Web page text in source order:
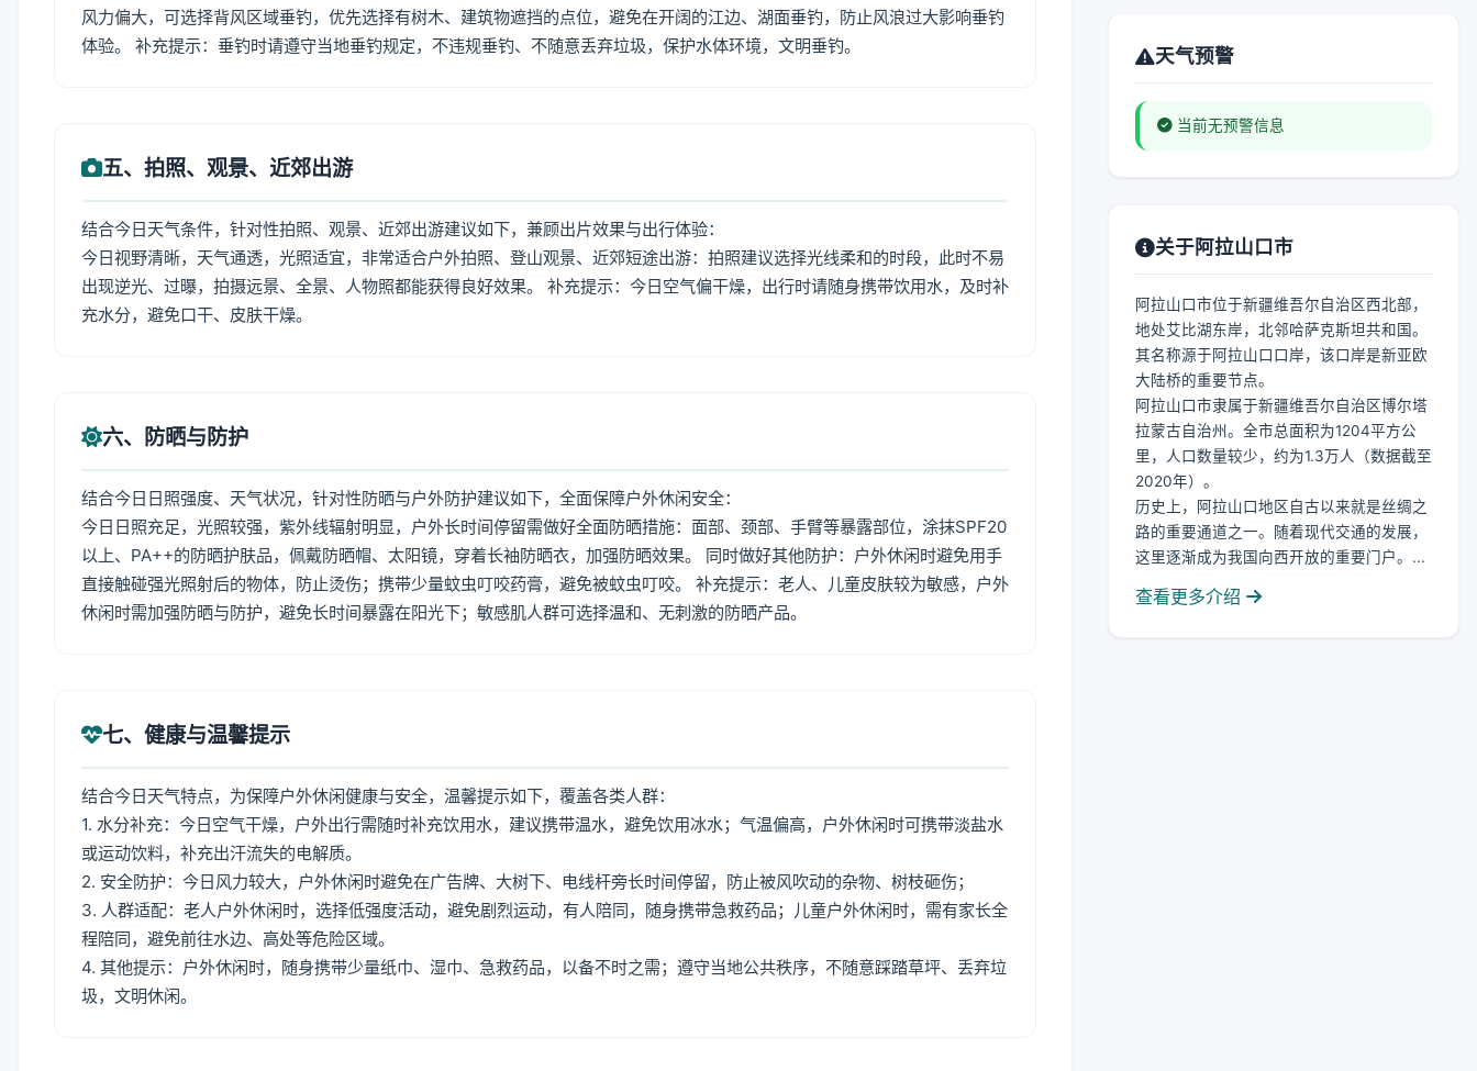
风力偏大，可选择背风区域垂钓，优先选择有树木、建筑物遮挡的点位，避免在开阔的江边、湖面垂钓，防止风浪过大影响垂钓
体验。 补充提示：垂钓时请遵守当地垂钓规定，不违规垂钓、不随意丢弃垃圾，保护水体环境，文明垂钓。
五、拍照、观景、近郊出游
结合今日天气条件，针对性拍照、观景、近郊出游建议如下，兼顾出片效果与出行体验：
今日视野清晰，天气通透，光照适宜，非常适合户外拍照、登山观景、近郊短途出游：拍照建议选择光线柔和的时段，此时不易
出现逆光、过曝，拍摄远景、全景、人物照都能获得良好效果。 补充提示：今日空气偏干燥，出行时请随身携带饮用水，及时补
充水分，避免口干、皮肤干燥。
六、防晒与防护
结合今日日照强度、天气状况，针对性防晒与户外防护建议如下，全面保障户外休闲安全：
今日日照充足，光照较强，紫外线辐射明显，户外长时间停留需做好全面防晒措施：面部、颈部、手臂等暴露部位，涂抹SPF20
以上、PA++的防晒护肤品，佩戴防晒帽、太阳镜，穿着长袖防晒衣，加强防晒效果。 同时做好其他防护：户外休闲时避免用手
直接触碰强光照射后的物体，防止烫伤；携带少量蚊虫叮咬药膏，避免被蚊虫叮咬。 补充提示：老人、儿童皮肤较为敏感，户外
休闲时需加强防晒与防护，避免长时间暴露在阳光下；敏感肌人群可选择温和、无刺激的防晒产品。
七、健康与温馨提示
结合今日天气特点，为保障户外休闲健康与安全，温馨提示如下，覆盖各类人群：
1. 水分补充：今日空气干燥，户外出行需随时补充饮用水，建议携带温水，避免饮用冰水；气温偏高，户外休闲时可携带淡盐水
或运动饮料，补充出汗流失的电解质。
2. 安全防护：今日风力较大，户外休闲时避免在广告牌、大树下、电线杆旁长时间停留，防止被风吹动的杂物、树枝砸伤；
3. 人群适配：老人户外休闲时，选择低强度活动，避免剧烈运动，有人陪同，随身携带急救药品；儿童户外休闲时，需有家长全
程陪同，避免前往水边、高处等危险区域。
4. 其他提示：户外休闲时，随身携带少量纸巾、湿巾、急救药品，以备不时之需；遵守当地公共秩序，不随意踩踏草坪、丢弃垃
圾，文明休闲。
天气预警
当前无预警信息
关于阿拉山口市
阿拉山口市位于新疆维吾尔自治区西北部，
地处艾比湖东岸，北邻哈萨克斯坦共和国。
其名称源于阿拉山口口岸，该口岸是新亚欧
大陆桥的重要节点。
阿拉山口市隶属于新疆维吾尔自治区博尔塔
拉蒙古自治州。全市总面积为1204平方公
里，人口数量较少，约为1.3万人（数据截至
2020年）。
历史上，阿拉山口地区自古以来就是丝绸之
路的重要通道之一。随着现代交通的发展，
这里逐渐成为我国向西开放的重要门户。...
查看更多介绍